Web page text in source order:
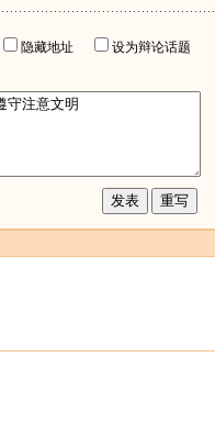
隐藏地址
设为辩论话题